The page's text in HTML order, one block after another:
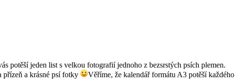
potěší jeden list s velkou fotografií jednoho z bezsrstých psích plemen.
a krásné psí fotky
Věříme, že kalendář formátu A3 potěší každého